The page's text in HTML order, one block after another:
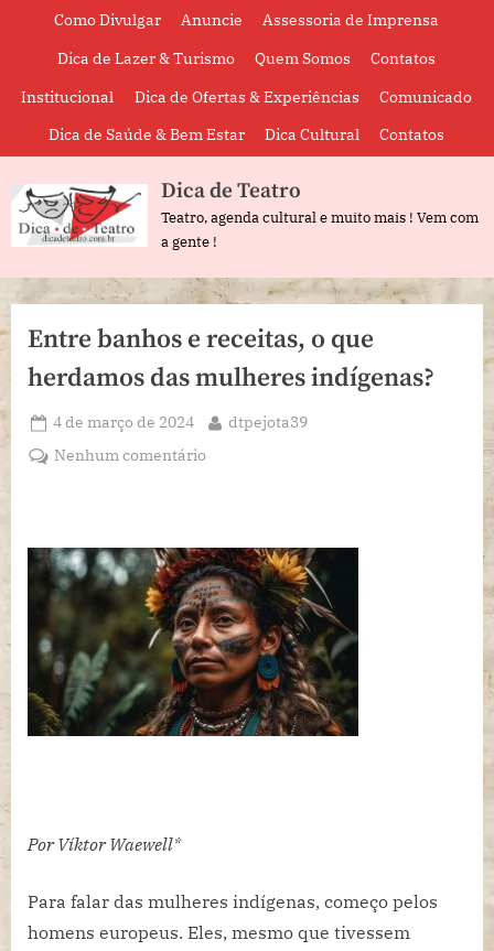
Como Divulgar Anuncie
Assessoria de Imprensa
Dica de Lazer & Turismo
Quem Somos
Contatos
Institucional
Dica de Ofertas & Experiências
Comunicado
Dica de Saúde & Bem Estar
Dica Cultural Contatos
Dica de Teatro
Teatro, agenda cultural e muito mais ! Vem com
a gente !
Entre banhos e receitas, o que
herdamos das mulheres indígenas?
Posted
on
4 de março de 2024 By
dtpejota39
Nenhum comentário
receitas,
o
que
herdamos
das
mulheres
indígenas?
Por Víktor Waewell*
Para falar das mulheres indígenas, começo pelos
homens europeus. Eles, mesmo que tivessem